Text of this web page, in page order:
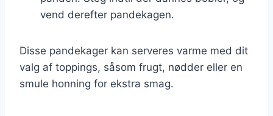
vend derefter pandekagen.
Disse pandekager kan serveres varme med dit
valg af toppings, såsom frugt, nødder eller en
smule honning for ekstra smag.